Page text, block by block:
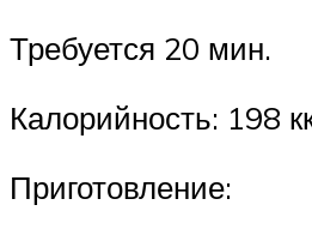
Требуется 20 мин.
Калорийность: 198
Приготовление: